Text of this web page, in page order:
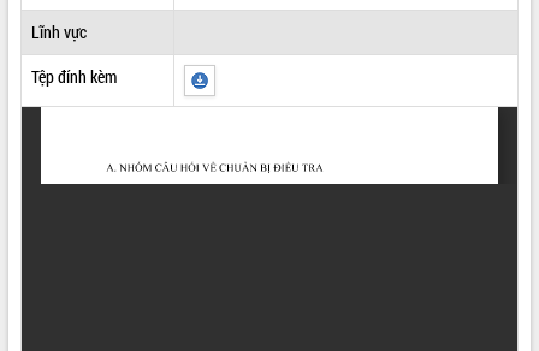
Lĩnh vực
Tệp đính kèm